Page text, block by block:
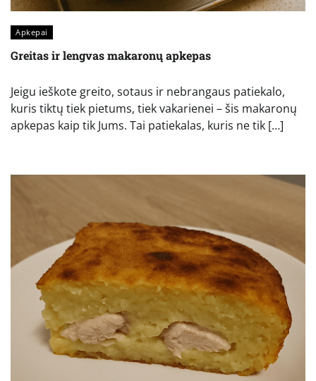
Apkepai
Greitas ir lengvas makaronų apkepas
Jeigu ieškote greito, sotaus ir nebrangaus patiekalo,
kuris tiktų tiek pietums, tiek vakarienei – šis makaronų
apkepas kaip tik Jums. Tai patiekalas, kuris ne tik […]